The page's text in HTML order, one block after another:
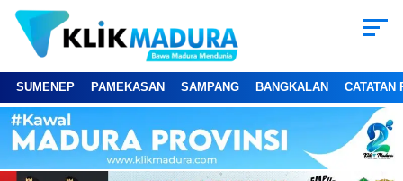
SUMENEP PAMEKASAN SAMPANG BANGKALAN CATATAN